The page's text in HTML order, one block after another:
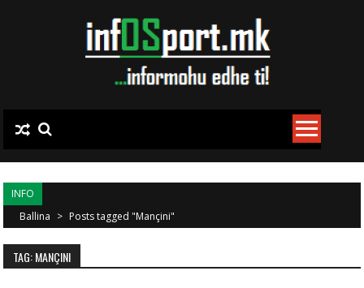
INFO
Ballina > Posts tagged "Mançini"
TAG: MANÇINI